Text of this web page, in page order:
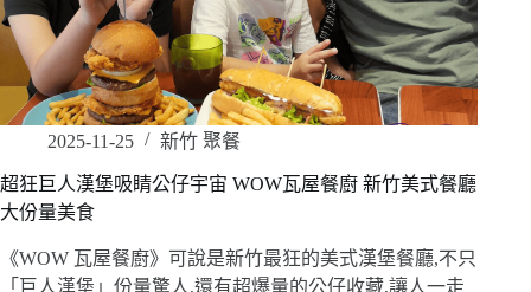
2025-11-25 新竹 聚餐
超狂巨人漢堡吸睛公仔宇宙 WOW瓦屋餐廚 新竹美式餐廳
大份量美食
《WOW 瓦屋餐廚》可說是新竹最狂的美式漢堡餐廳,不只
「巨人漢堡」份量驚人,還有超爆量的公仔收藏,讓人一走